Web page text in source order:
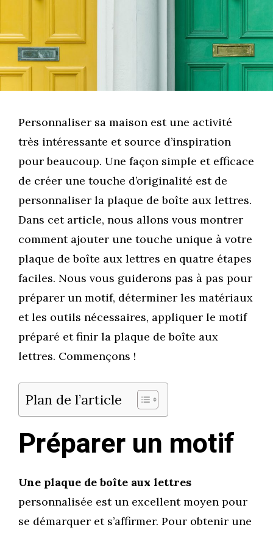
Personnaliser sa maison est une activité
très intéressante et source d’inspiration
pour beaucoup. Une façon simple et efficace
de créer une touche d’originalité est de
personnaliser la plaque de boîte aux lettres.
Dans cet article, nous allons vous montrer
comment ajouter une touche unique à votre
plaque de boîte aux lettres en quatre étapes
faciles. Nous vous guiderons pas à pas pour
préparer un motif, déterminer les matériaux
et les outils nécessaires, appliquer le motif
préparé et finir la plaque de boîte aux
lettres. Commençons !
Plan de l’article
Préparer un motif
Une plaque de boîte aux lettres
personnalisée est un excellent moyen pour
se démarquer et s’affirmer. Pour obtenir une